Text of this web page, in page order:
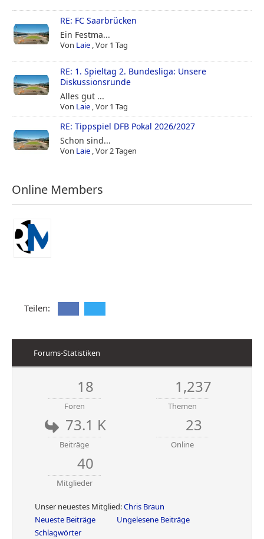
RE: FC Saarbrücken
Ein Festma...
Von Laie ,Vor 1 Tag
RE: 1. Spieltag 2. Bundesliga: Unsere
Diskussionsrunde
Alles gut ...
Von Laie ,Vor 1 Tag
RE: Tippspiel DFB Pokal 2026/2027
Schon sind...
Von Laie ,Vor 2 Tagen
Online Members
Teilen:
Forums-Statistiken
18
Foren
1,237
Themen
73.1 K
Beiträge
23
Online
40
Mitglieder
Unser neuestes Mitglied:Chris Braun
Neueste Beiträge
Ungelesene Beiträge
Schlagwörter